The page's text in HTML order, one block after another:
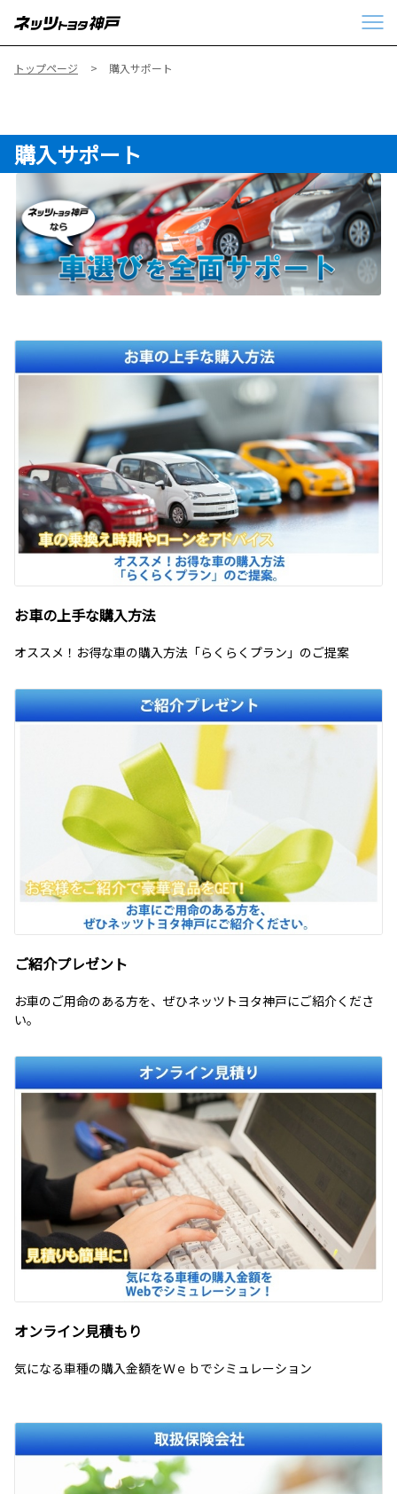
トップページ 購入サポート
購入サポート
お車の上手な購入方法
オススメ！お得な車の購入方法「らくらくプラン」のご提案
ご紹介プレゼント
お車のご用命のある方を、ぜひネッツトヨタ神戸にご紹介くださ
い。
オンライン見積もり
気になる車種の購入金額をＷｅｂでシミュレーション